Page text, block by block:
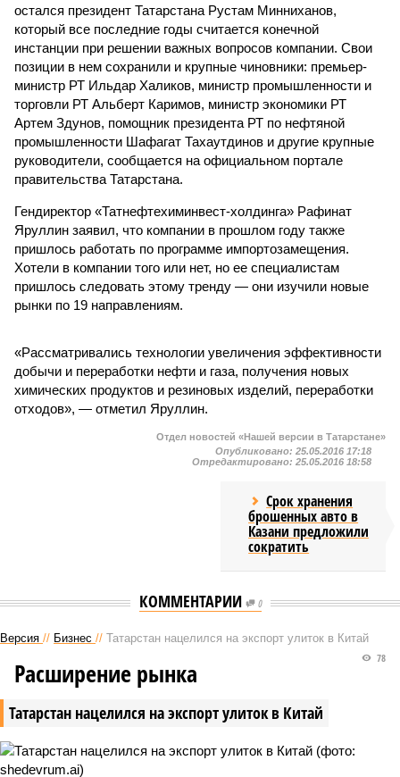
остался президент Татарстана Рустам Минниханов,
который все последние годы считается конечной
инстанции при решении важных вопросов компании. Свои
позиции в нем сохранили и крупные чиновники: премьер-
министр РТ Ильдар Халиков, министр промышленности и
торговли РТ Альберт Каримов, министр экономики РТ
Артем Здунов, помощник президента РТ по нефтяной
промышленности Шафагат Тахаутдинов и другие крупные
руководители, сообщается на официальном портале
правительства Татарстана.
Гендиректор «Татнефтехиминвест-холдинга» Рафинат
Яруллин заявил, что компании в прошлом году также
пришлось работать по программе импортозамещения.
Хотели в компании того или нет, но ее специалистам
пришлось следовать этому тренду — они изучили новые
рынки по 19 направлениям.
«Рассматривались технологии увеличения эффективности
добычи и переработки нефти и газа, получения новых
химических продуктов и резиновых изделий, переработки
отходов», — отметил Яруллин.
Отдел новостей «Нашей версии в Татарстане»
Опубликовано: 25.05.2016 17:18
Отредактировано: 25.05.2016 18:58
Срок хранения
брошенных авто в
Казани предложили
сократить
КОММЕНТАРИИ 0
Версия // Бизнес // Татарстан нацелился на экспорт улиток в Китай
Татарстан нацелился на экспорт улиток в Китай
78
Расширение рынка